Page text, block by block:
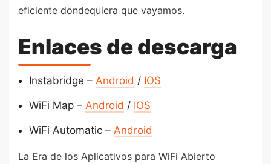
eficiente dondequiera que vayamos.
Enlaces de descarga
Instabridge – Android / IOS
WiFi Map – Android / IOS
WiFi Automatic – Android
La Era de los Aplicativos para WiFi Abierto